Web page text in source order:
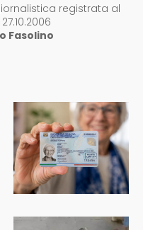
registrata al
Fasolino